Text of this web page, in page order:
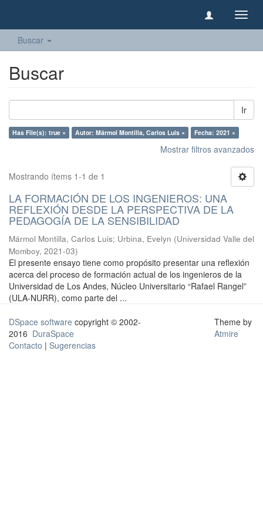
Buscar
Buscar
Ir
Has File(s): true × Autor: Mármol Montilla, Carlos Luis × Fecha: 2021 ×
Mostrar filtros avanzados
Mostrando ítems 1-1 de 1
LA FORMACIÓN DE LOS INGENIEROS: UNA
REFLEXIÓN DESDE LA PERSPECTIVA DE LA
PEDAGOGÍA DE LA SENSIBILIDAD
Mármol Montilla, Carlos Luis; Urbina, Evelyn (Universidad Valle del
Momboy, 2021-03)
El presente ensayo tiene como propósito presentar una reflexión
acerca del proceso de formación actual de los ingenieros de la
Universidad de Los Andes, Núcleo Universitario “Rafael Rangel”
(ULA-NURR), como parte del ...
DSpace software copyright © 2002-
2016 DuraSpace
Contacto | Sugerencias
Theme by
Atmire